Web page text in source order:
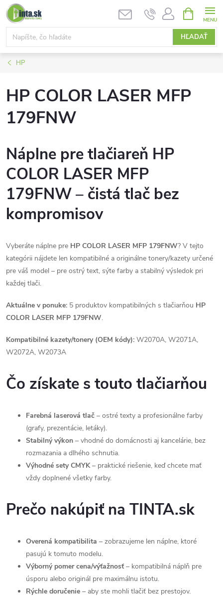
Prejsť
na
obsah
HĽADAŤ
KOŠÍK
HP
HP COLOR LASER MFP
179FNW
Náplne pre tlačiareň HP
COLOR LASER MFP
179FNW – čistá tlač bez
kompromisov
Vyberáte náplne pre HP COLOR LASER MFP 179FNW? V tejto
kategórii nájdete len kompatibilné a originálne tonery/kazety určené
pre váš model – pre ostrý text, sýte farby a stabilný výsledok pri
každej tlači.
Aktuálne v ponuke: 5 produktov kompatibilných s tlačiarňou HP
COLOR LASER MFP 179FNW.
Kompatibilné kazety/tonery (OEM kódy): W2070A, W2071A,
W2072A, W2073A
Čo získate s touto tlačiarňou
Farebná laserová tlač – ostré texty a profesionálne farby
(grafy, prezentácie, letáky).
Stabilný výkon – vhodné do domácnosti aj kancelárie, bez
rozmazania a dlhého schnutia.
Výhodné sety CMYK– praktické riešenie, keď chcete mať
vždy doplnené všetky farby.
Prečo nakúpiť na TINTA.sk
Overená kompatibilita – zobrazujeme len náplne, ktoré
pasujú k tomuto modelu.
Výborný pomer cena/výťažnosť – kompatibilná náplň pre
úsporu alebo originál pre maximálnu istotu.
Rýchle doručenie – aby ste mohli tlačiť bez prestojov.